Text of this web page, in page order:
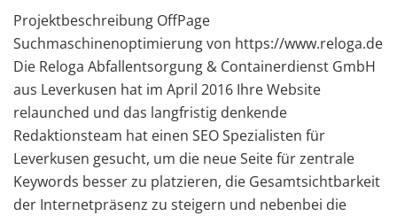
Projektbeschreibung OffPage
Suchmaschinenoptimierung von https://www.reloga.de
Die Reloga Abfallentsorgung & Containerdienst GmbH
aus Leverkusen hat im April 2016 Ihre Website
relaunched und das langfristig denkende
Redaktionsteam hat einen SEO Spezialisten für
Leverkusen gesucht, um die neue Seite für zentrale
Keywords besser zu platzieren, die Gesamtsichtbarkeit
der Internetpräsenz zu steigern und nebenbei die